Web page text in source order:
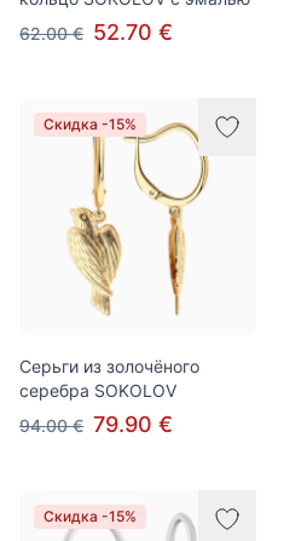
62.00 € 52.70 €
Скидка -15%
Серьги из золочёного
серебра SOKOLOV
94.00 € 79.90 €
Скидка -15%